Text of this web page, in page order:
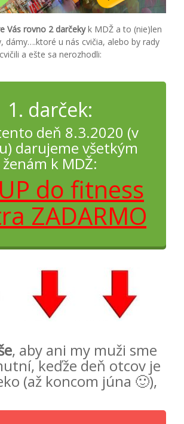
Vás rovno 2 darčekyk MDŽ a to (nie)len
dámy….ktoré u nás cvičia, alebo by rady
cvičili a ešte sa nerozhodli:
1. darček:
deň 8.3.2020 (v
darujeme všetkým
ženám k MDŽ:
do fitness
ZADARMO
, aby ani my muži sme
keďže deň otcov je
(až koncom júna 🙂),